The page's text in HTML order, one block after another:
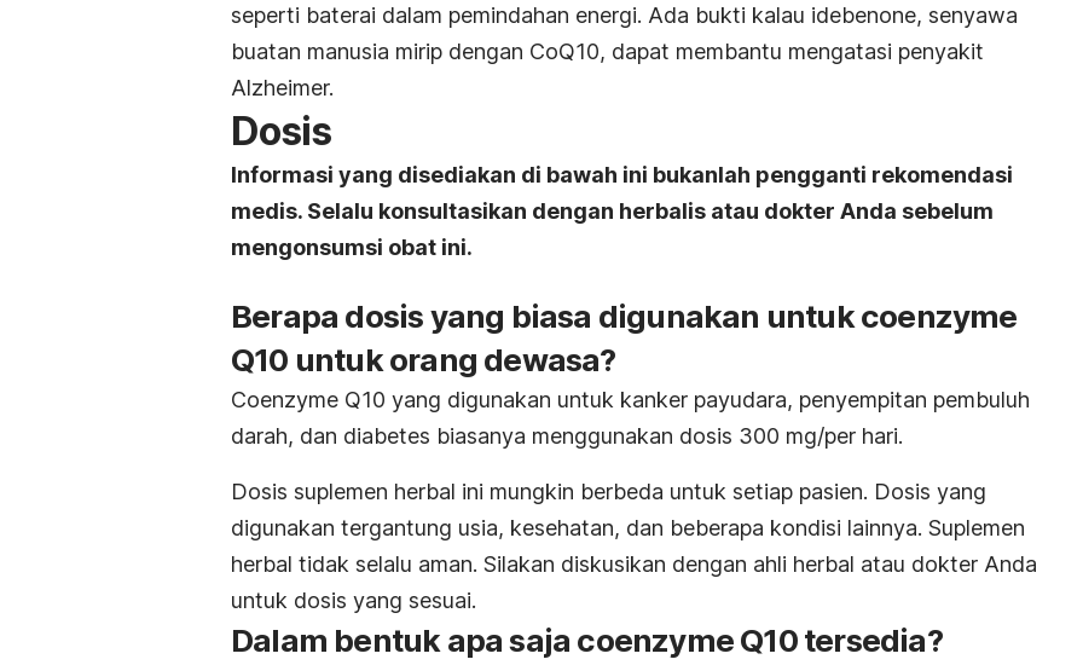
seperti baterai dalam pemindahan energi. Ada bukti kalau idebenone, senyawa
buatan manusia mirip dengan CoQ10, dapat membantu mengatasi penyakit
Alzheimer.
Dosis
Informasi yang disediakan di bawah ini bukanlah pengganti rekomendasi
medis. Selalu konsultasikan dengan herbalis atau dokter Anda sebelum
mengonsumsi obat ini.
Berapa dosis yang biasa digunakan untuk coenzyme
Q10 untuk orang dewasa?
Coenzyme Q10 yang digunakan untuk kanker payudara, penyempitan pembuluh
darah, dan diabetes biasanya menggunakan dosis 300 mg/per hari.
Dosis suplemen herbal ini mungkin berbeda untuk setiap pasien. Dosis yang
digunakan tergantung usia, kesehatan, dan beberapa kondisi lainnya. Suplemen
herbal tidak selalu aman. Silakan diskusikan dengan ahli herbal atau dokter Anda
untuk dosis yang sesuai.
Dalam bentuk apa saja coenzyme Q10 tersedia?